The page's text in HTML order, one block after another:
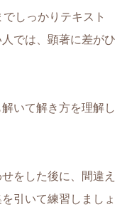
しっかりテキスト
では、顕著に差がひ
いて解き方を理解し
をした後に、間違え
引いて練習しましょ